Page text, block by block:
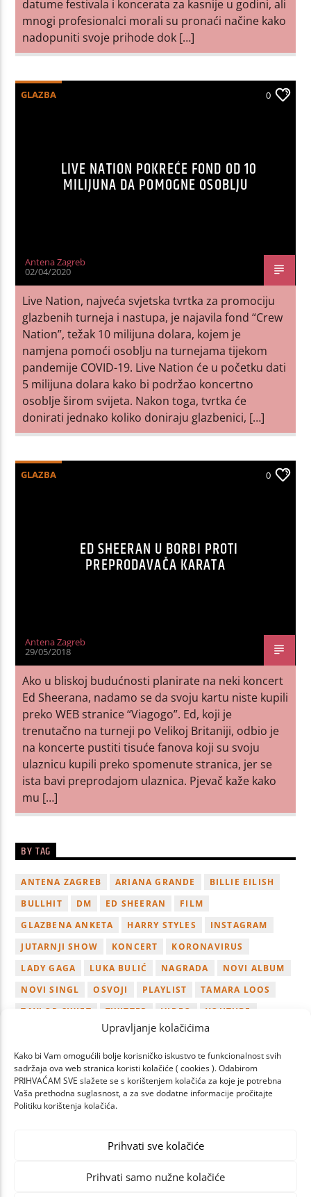
Upravljanje kolačićima
Kako bi Vam omogućili bolje korisničko iskustvo te funkcionalnost svih
sadržaja ova web stranica koristi kolačiće ( cookies ). Odabirom
PRIHVAĆAM SVE slažete se s korištenjem kolačića za koje je potrebna
Vaša prethodna suglasnost, a za sve dodatne informacije pročitajte
Politiku korištenja kolačića.
Prihvati sve kolačiće
Prihvati samo nužne kolačiće
datume festivala i koncerata za kasnije u godini, ali
mnogi profesionalci morali su pronaći načine kako
nadopuniti svoje prihode dok […]
GLAZBA 0
LIVE NATION POKREĆE FOND OD 10
MILIJUNA DA POMOGNE OSOBLJU
Antena Zagreb
02/04/2020
Live Nation, najveća svjetska tvrtka za promociju
glazbenih turneja i nastupa, je najavila fond “Crew
Nation”, težak 10 milijuna dolara, kojem je
namjena pomoći osoblju na turnejama tijekom
pandemije COVID-19. Live Nation će u početku dati
5 milijuna dolara kako bi podržao koncertno
osoblje širom svijeta. Nakon toga, tvrtka će
donirati jednako koliko doniraju glazbenici, […]
GLAZBA 0
ED SHEERAN U BORBI PROTI
PREPRODAVAČA KARATA
Antena Zagreb
29/05/2018
Ako u bliskoj budućnosti planirate na neki koncert
Ed Sheerana, nadamo se da svoju kartu niste kupili
preko WEB stranice “Viagogo”. Ed, koji je
trenutačno na turneji po Velikoj Britaniji, odbio je
na koncerte pustiti tisuće fanova koji su svoju
ulaznicu kupili preko spomenute stranica, jer se
ista bavi preprodajom ulaznica. Pjevač kaže kako
mu […]
BY TAG
ANTENA ZAGREB ARIANA GRANDE
BILLIE EILISH
BULLHIT
DM ED SHEERAN
FILM
GLAZBENA ANKETA
HARRY STYLES
INSTAGRAM
JUTARNJI SHOW
KONCERT
KORONAVIRUS
LADY GAGA
LUKA BULIĆ NAGRADA
NOVI ALBUM
NOVI SINGL
OSVOJI PLAYLIST
TAMARA LOOS
TAYLOR SWIFT
TWITTER VIDEO
YOUTUBE